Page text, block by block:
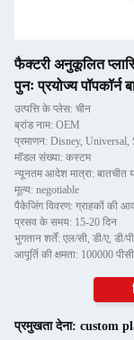
फैक्टरी अनुकूलित
पुनः प्रयोज्य पॉपकॉर्न
उत्पत्ति के प्लेस: चीन
ब्रांड नाम: OEM
प्रमाणन: Disney,
मॉडल संख्या: कस्टम
न्यूनतम आदेश मात्रा: बातचीत
मूल्य: negotiable
पैकेजिंग विवरण: ग्राहकों की
प्रसव के समय: 15-20 दिन
भुगतान शर्तें: एल/सी, डी/ए, डी/
आपूर्ति की क्षमता: 100000
प्रमुखता देना: custom